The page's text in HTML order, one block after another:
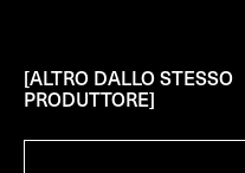
[ALTRO DALLO STESSO
PRODUTTORE]